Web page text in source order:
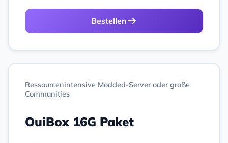
Bestellen
Ressourcenintensive Modded-Server oder große
Communities
OuiBox 16G Paket